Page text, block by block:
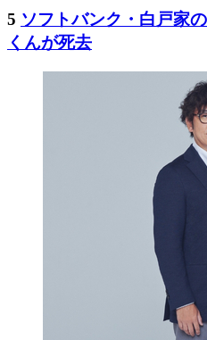
5 ソフトバンク・白戸家
くんが死去